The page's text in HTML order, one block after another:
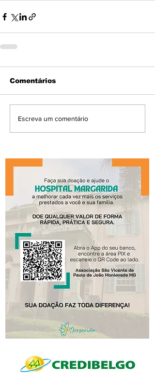
Comentários
Escreva um comentário